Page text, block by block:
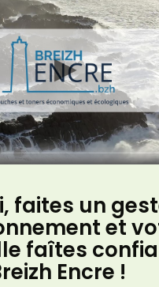
faites un
et
faîtes
Encre !